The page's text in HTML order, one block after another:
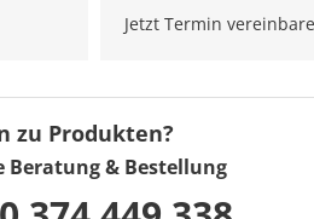
Jetzt Termin
zu Produkten?
Beratung & Bestellung